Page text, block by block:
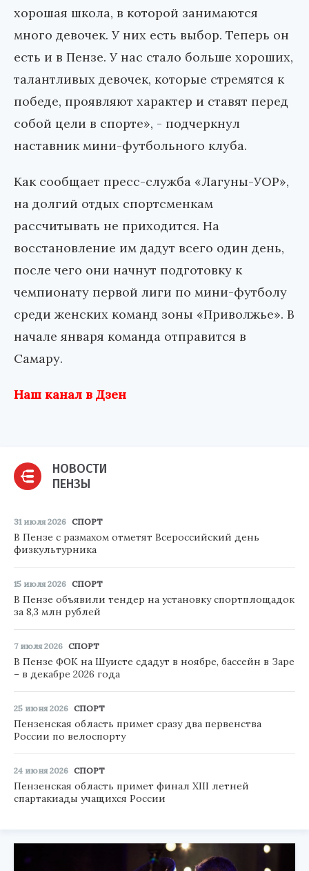
хорошая школа, в которой занимаются
много девочек. У них есть выбор. Теперь он
есть и в Пензе. У нас стало больше хороших,
талантливых девочек, которые стремятся к
победе, проявляют характер и ставят перед
собой цели в спорте», - подчеркнул
наставник мини-футбольного клуба.
Как сообщает пресс-служба «Лагуны-УОР»,
на долгий отдых спортсменкам
рассчитывать не приходится. На
восстановление им дадут всего один день,
после чего они начнут подготовку к
чемпионату первой лиги по мини-футболу
среди женских команд зоны «Приволжье». В
начале января команда отправится в
Самару.
Наш канал в Дзен
НОВОСТИ
ПЕНЗЫ
31 июля 2026 СПОРТ
В Пензе с размахом отметят Всероссийский день
физкультурника
15 июля 2026 СПОРТ
В Пензе объявили тендер на установку спортплощадок
за 8,3 млн рублей
7 июля 2026 СПОРТ
В Пензе ФОК на Шуисте сдадут в ноябре, бассейн в Заре
– в декабре 2026 года
25 июня 2026 СПОРТ
Пензенская область примет сразу два первенства
России по велоспорту
24 июня 2026 СПОРТ
Пензенская область примет финал XIII летней
спартакиады учащихся России